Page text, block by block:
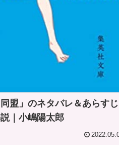
同盟」のネタバレ＆あらすじ
｜小嶋陽太郎